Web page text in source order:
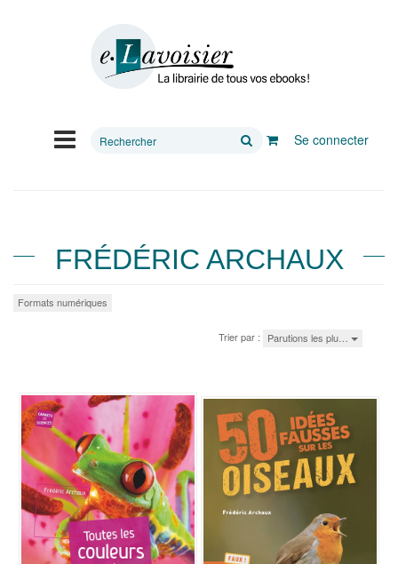
Rechercher
Se connecter
FRÉDÉRIC ARCHAUX
Formats numériques
Trier par : Parutions les plu…